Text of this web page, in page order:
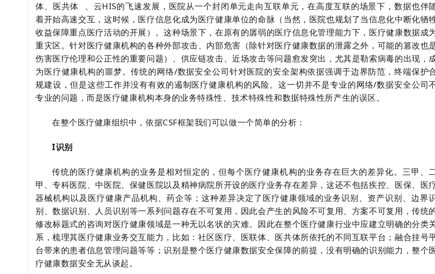
体、 医共体
、云HIS的飞速发展，医院从一个封闭单元走向互联单元，在高度互联的场景下，数据也伴
着开始高速交互，这时候，医疗信息化成为医疗健康单位的命脉（当然，医院也规划了当信息化中断化牺
收益保障重点医疗活动的开展）。这种场景下，在原有的孱弱的医疗信息化管理能力下，医疗健康数据成
重灾区。针对医疗健康机构的各种外部攻击、内部危害（除针对医疗健康数据的泄露之外，可能的篡改也
伤害医疗伦理和公正性的重要问题）、供应链攻击、近场攻击等问题愈发突出，尤其是勒索病毒的出现，
为医疗健康机构的噩梦。传统的网络/数据安全公司针对医院的安全架构依据强调于边界防范，终端保护
规建设，但是这些工作并没有有效的遏制医疗健康机构的风险。这一切并不是专业的网络/数据安全公司
专业的问题，而是医疗健康机构本身的业务特殊性、技术特殊性和数据特殊性所产生的误区。
在整个医疗健康组织中，依据CSF框架我们可以做一个简单的分析：
I识别
传统的医疗健康机构的业务是相对恒定的，但每个医疗健康机构的业务存在巨大的差异化。三甲、
甲、专科医院、中医院、保健医院以及精神病院所开设的医疗业务存在差异，这还不包括疾控、医保、医
器械机构以及医疗健康产品机构、药企等；这种差异决定了医疗健康领域的业务识别、资产识别、边界
别、数据识别、人员识别等一系列问题存在不可复用，因此会产生的风险不可复用、方案不可复用，传统
修改标题式的咨询对医疗健康领域是一种无以名状的灾难。因此在整个医疗健康行业中应建立明确的分类
系，梳理其医疗健康业务交互能力，比如：社区医疗、医联体、医共体所依托的不同互联平台；融合挂号
台带来的患者信息管理问题等等；识别是整个医疗健康数据安全保障的前提，没有明确的识别能力，整个
疗健康数据安全无从谈起。